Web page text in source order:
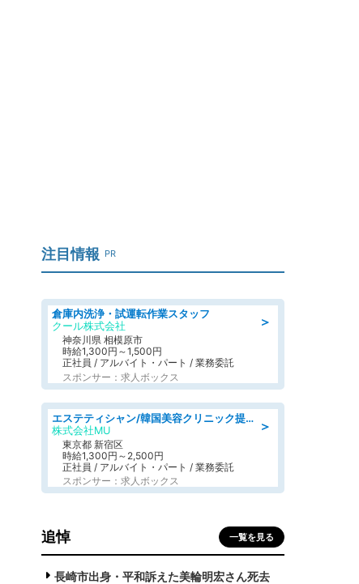
注目情報 PR
＞
倉庫内洗浄・試運転作業スタッフ
クール株式会社
神奈川県 相模原市
時給1,300円～1,500円
正社員 / アルバイト・パート / 業務委託
スポンサー：求人ボックス
＞
エステティシャン/韓国美容クリニック提携サロン
株式会社MU
東京都 新宿区
時給1,300円～2,500円
正社員 / アルバイト・パート / 業務委託
スポンサー：求人ボックス
追悼 一覧を見る
長崎市出身・平和訴えた美輪明宏さん死去